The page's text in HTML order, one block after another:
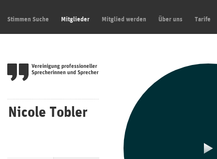
Stimmen Suche Mitglieder Mitglied werden Über uns Tarife
Nicole Tobler